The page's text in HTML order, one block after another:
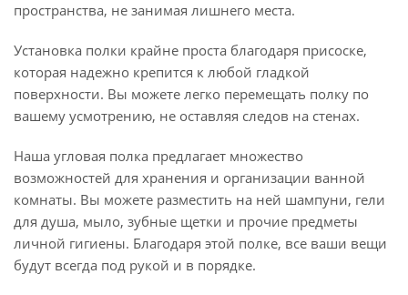
пространства, не занимая лишнего места.
Установка полки крайне проста благодаря присоске,
которая надежно крепится к любой гладкой
поверхности. Вы можете легко перемещать полку по
вашему усмотрению, не оставляя следов на стенах.
Наша угловая полка предлагает множество
возможностей для хранения и организации ванной
комнаты. Вы можете разместить на ней шампуни, гели
для душа, мыло, зубные щетки и прочие предметы
личной гигиены. Благодаря этой полке, все ваши вещи
будут всегда под рукой и в порядке.